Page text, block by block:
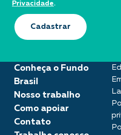
Conheça o Fundo
Brasil
Nosso trabalho
Como apoiar
Contato
Privacidade.
Cadastrar